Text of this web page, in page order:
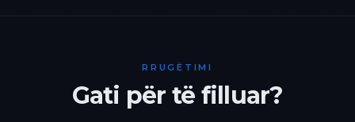
RRUGËTIMI
Gati për të filluar?